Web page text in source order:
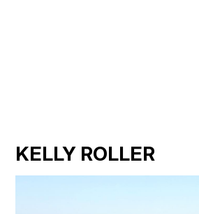
KELLY ROLLER